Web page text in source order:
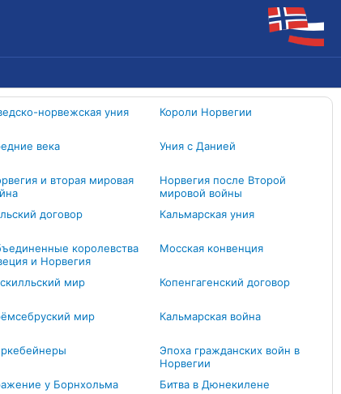
норвежская уния Короли Норвегии
века Уния с Данией
и вторая мировая
Норвегия после Второй
мировой войны
договор Кальмарская уния
королевства
и Норвегия
Мосская конвенция
мир Копенгагенский договор
мир Кальмарская война
Эпоха гражданских войн в
Норвегии
у Борнхольма Битва в Дюнекилене